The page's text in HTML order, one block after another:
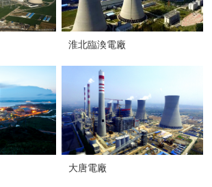
淮北臨渙電廠
大唐電廠